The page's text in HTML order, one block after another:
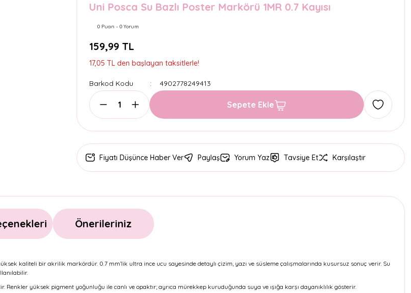
Uni Posca Su Bazlı Poster Markörü 1MR 0.7 Kayısı
0 Puan - 0 Yorum
159,99 TL
17,05 TL den başlayan taksitlerle!
Barkod Kodu 4902778249413
Sepete Ekle
Fiyatı Düşünce Haber Ver Paylaş Yorum Yaz Tavsiye Et Karşılaştır
Önerileriniz
kaliteli bir akrilik markördür. 0.7 mm’lik ultra ince ucu sayesinde detaylı çizim, yazı ve süsleme çalışmalarında kusursuz sonuç verir. Su
yüksek pigment yoğunluğu ile canlı ve opaktır; ayrıca mürekkep kuruduğunda suya ve ışığa karşı dayanıklılık gösterir.